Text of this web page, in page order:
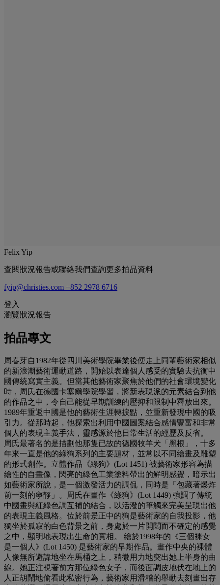
Felix Yip
查閱狀況報告或聯絡我們查詢更多拍品資料
fyip@christies.com +852 2978 6716
登入
瀏覽狀況報告
拍品專文
周春芽自1982年從四川美術學院畢業後便走上同輩藝術家相似
的新浪潮藝術運動道路，開始以表達個人感受的實驗去抗衡中
國傳統寫實主義。但當其他藝術家聚焦於他們的社會環境變化
時，周氏在德國卡塞爾學院學習，將新表現派的元素結合到他
的作品之中，令自己能從早期訓練的壓抑和限制中釋放出來。
1989年重返中國是他的藝術生涯轉捩點，並重新發現中國的吸
引力。從那時起，他探索出利用中國圖案結合感情豐富和非常
個人的表現主義手法，靈感源於他日常生活的經歷及反省。
周氏最著名的是描劃他那隻已故的德國牧羊犬「黑根」，十多
年來一直是他的綠狗系列的主要題材，並常以不同繪畫及雕塑
的形式創作。立體作品《綠狗》(Lot 1451) 被藝術家形容為描
繪性的自畫像，閃亮的綠色工業塗料帶出的鮮明感覺，暗示出
如藝術家所說，是一個激發活力的調侃，同時是「包藏著爆炸
前一刻的寧靜」。周氏在畫作《綠狗》(Lot 1449) 強調了傳統
中國畫與紅綠色調互補的結合，以活潑的筆觸來完美呈現出他
的表現主義風格。位於前景正中的狗是藝術家的自我投影，他
獨坐於孤寂的白色背景之前，身處於一片開闊而不確定的感覺
之中，顯明地表現出生命的實相。 繪於1998年的《三個裸女
是一個人》(Lot 1450) 是藝術家的早期作品。畫作中央的裸體
人像無所避諱地坐在馬桶之上，稍微用力地突出她上半身的曲
線。她正注視著前方那位綠色女子，而後面調皮地伏在地上的
人正胡鬧地偷看此私密行為，藝術家用滑稽的舉動去刻畫出存